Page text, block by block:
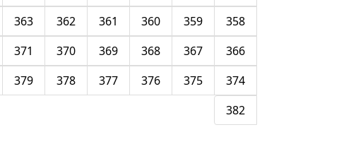
358
359
360
361
362
363
366
367
368
369
370
371
374
375
376
377
378
379
382